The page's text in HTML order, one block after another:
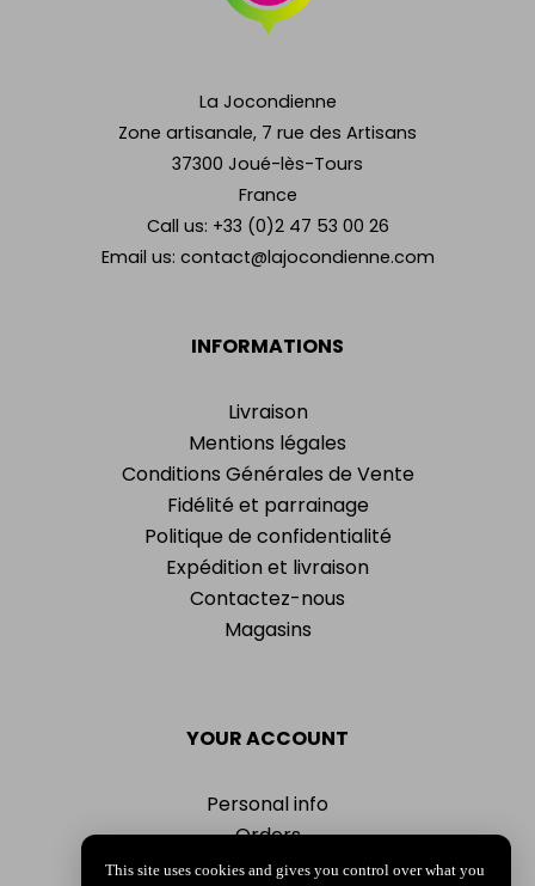
INFORMATIONS
Livraison
Mentions légales
Conditions Générales de Vente
Fidélité et parrainage
Politique de confidentialité
Expédition et livraison
Contactez-nous
Magasins
YOUR ACCOUNT
Personal info
Orders
Addresses
La Jocondienne
Zone artisanale, 7 rue des Artisans
37300 Joué-lès-Tours
France
Call us: +33 (0)2 47 53 00 26
Email us: contact@lajocondienne.com
This site uses cookies and gives you control over what you